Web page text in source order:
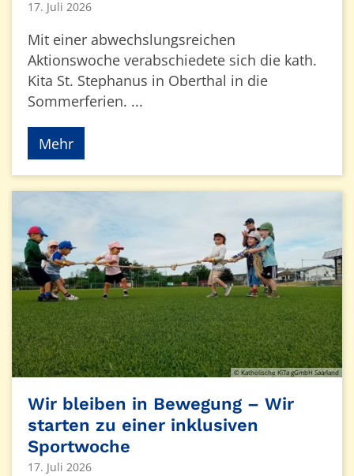
17. Juli 2026
Mit einer abwechslungsreichen
Aktionswoche verabschiedete sich die kath.
Kita St. Stephanus in Oberthal in die
Sommerferien. ...
Mehr
© Katholische KiTa gGmbH Saarland
Wir bleiben in Bewegung – Wir
starten zu einer inklusiven
Sportwoche
17. Juli 2026